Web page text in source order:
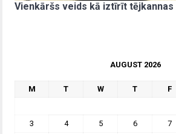
Vienkāršs veids kā iztīrīt tējkannas
AUGUST 2026
M T W T F
3
4 5 6 7